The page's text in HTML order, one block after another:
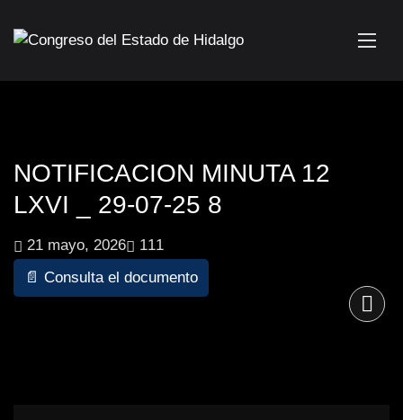
NOTIFICACION MINUTA 12
LXVI _ 29-07-25 8
21 mayo, 2026
111
📄 Consulta el documento